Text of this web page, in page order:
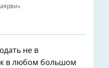
не в
в любом большом